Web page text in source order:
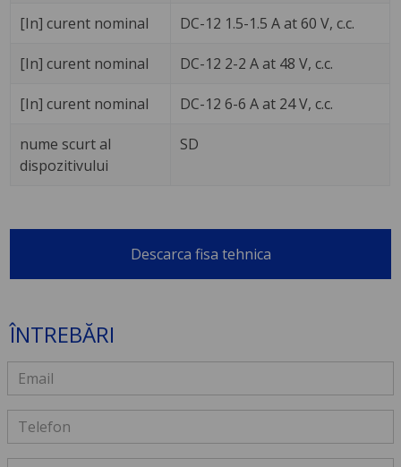
[In] curent nominal DC-12 1.5-1.5 A at 60 V, c.c.
[In] curent nominal DC-12 2-2 A at 48 V, c.c.
[In] curent nominal DC-12 6-6 A at 24 V, c.c.
nume scurt al
dispozitivului
SD
Descarca fisa tehnica
ÎNTREBĂRI